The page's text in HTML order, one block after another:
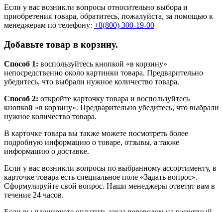
Если у вас возникли вопросы относительно выбора и
приобретения товара, обратитесь, пожалуйста, за помощью к
менеджерам по телефону: +8(800) 300-19-00
Добавьте товар в корзину.
Способ 1: воспользуйтесь кнопкой «в корзину»
непосредственно около картинки товара. Предварительно
убедитесь, что выбрали нужное количество товара.
Способ 2: откройте карточку товара и воспользуйтесь
кнопкой «в корзину». Предварительно убедитесь, что выбрали
нужное количество товара.
В карточке товара вы также можете посмотреть более
подробную информацию о товаре, отзывы, а также
информацию о доставке.
Если у вас возникли вопросы по выбранному ассортименту, в
карточке товара есть специальное поле «Задать вопрос».
Сформулируйте свой вопрос. Наши менеджеры ответят вам в
течение 24 часов.